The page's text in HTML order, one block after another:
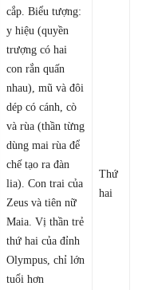
cắp. Biểu tượng:
y hiệu (quyền
trượng có hai
con rắn quấn
nhau), mũ và đôi
dép có cánh, cò
và rùa (thần từng
dùng mai rùa để
chế tạo ra đàn
lia). Con trai của
Zeus và tiên nữ
Maia. Vị thần trẻ
thứ hai của đỉnh
Olympus, chỉ lớn
tuổi hơn
Thứ
hai